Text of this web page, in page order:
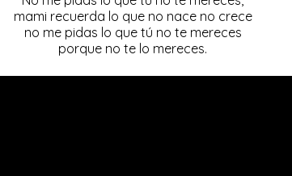
mami recuerda lo que no nace no crece
no me pidas lo que tú no te mereces
porque no te lo mereces.